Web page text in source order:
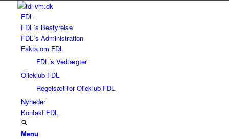
FDL
FDL´s Bestyrelse
FDL´s Administration
Fakta om FDL
FDL´s Vedtægter
Olieklub FDL
Regelsæt for Olieklub FDL
Nyheder
Kontakt FDL
Menu